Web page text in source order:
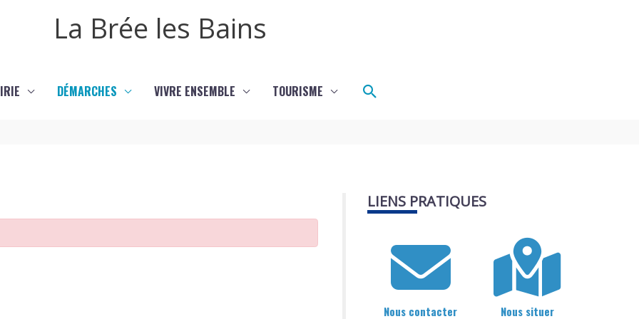
La Brée les Bains
DÉMARCHES VIVRE ENSEMBLE TOURISME Rechercher
LIENS PRATIQUES
Nous contacter Nous situer